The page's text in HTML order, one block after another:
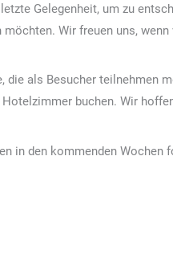
Gelegenheit, um zu
Wir freuen uns, wenn
die als Besucher teilnehmen
buchen. Wir
in den kommenden Wochen